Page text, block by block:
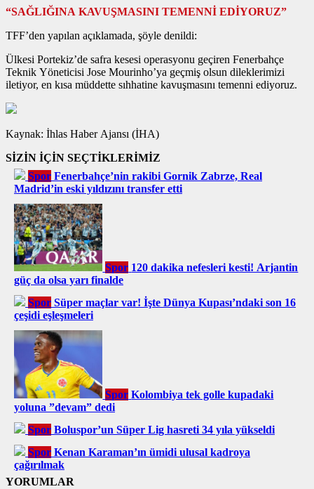
“SAĞLIĞINA KAVUŞMASINI TEMENNİ EDİYORUZ”
TFF’den yapılan açıklamada, şöyle denildi:
Ülkesi Portekiz’de safra kesesi operasyonu geçiren Fenerbahçe
Teknik Yöneticisi Jose Mourinho’ya geçmiş olsun dileklerimizi
iletiyor, en kısa müddette sıhhatine kavuşmasını temenni ediyoruz.
Kaynak: İhlas Haber Ajansı (İHA)
SİZİN İÇİN SEÇTİKLERİMİZ
Spor Fenerbahçe’nin rakibi Gornik Zabrze, Real
Madrid’in eski yıldızını transfer etti
Spor 120 dakika nefesleri kesti! Arjantin
güç da olsa yarı finalde
Spor Süper maçlar var! İşte Dünya Kupası’ndaki son 16
çeşidi eşleşmeleri
Spor Kolombiya tek golle kupadaki
yoluna ”devam” dedi
Spor Boluspor’un Süper Lig hasreti 34 yıla yükseldi
Spor Kenan Karaman’ın ümidi ulusal kadroya
çağırılmak
YORUMLAR